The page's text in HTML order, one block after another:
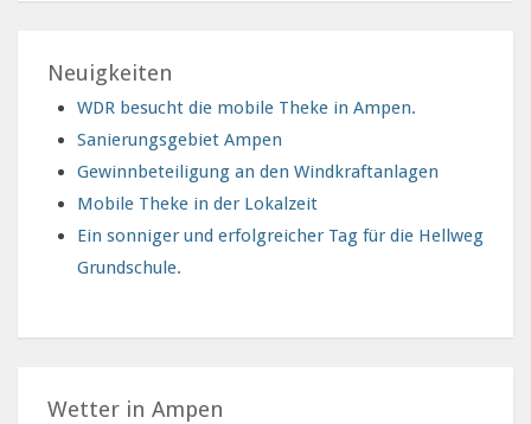
Neuigkeiten
WDR besucht die mobile Theke in Ampen.
Sanierungsgebiet Ampen
Gewinnbeteiligung an den Windkraftanlagen
Mobile Theke in der Lokalzeit
Ein sonniger und erfolgreicher Tag für die Hellweg
Grundschule.
Wetter in Ampen